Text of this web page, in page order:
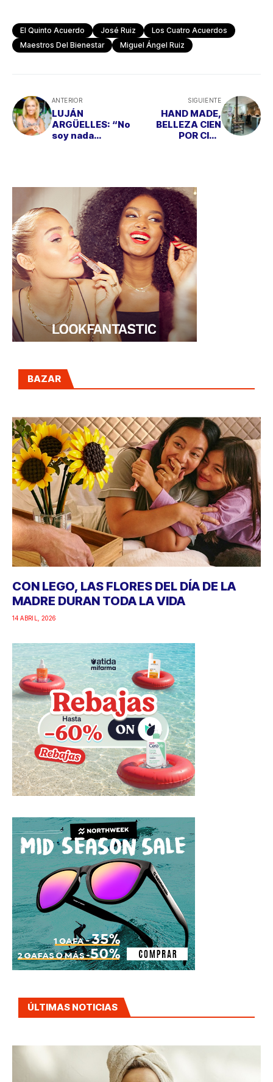
El Quinto Acuerdo José Ruiz
Los Cuatro Acuerdos
Maestros Del Bienestar
Miguel Ángel Ruiz
ANTERIOR
LUJÁN
ARGÜELLES: “No
soy nada
como es”
SIGUIENTE
HAND MADE,
BELLEZA CIEN
POR CIEN
BAZAR
CON LEGO, LAS FLORES DEL DÍA DE LA
MADRE DURAN TODA LA VIDA
14 ABRIL, 2026
ÚLTIMAS NOTICIAS